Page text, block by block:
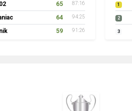
65 87:16
64 94:25
59 91:26
1
2
3